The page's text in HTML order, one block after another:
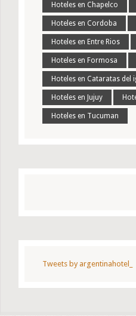
Hoteles en Chapelco
Hoteles en Cordoba
Hoteles en Entre Rios
Hoteles en Formosa
Hoteles en Cataratas del
Hoteles en Jujuy
Hoteles en Tucuman
Tweets by argentinahotel_